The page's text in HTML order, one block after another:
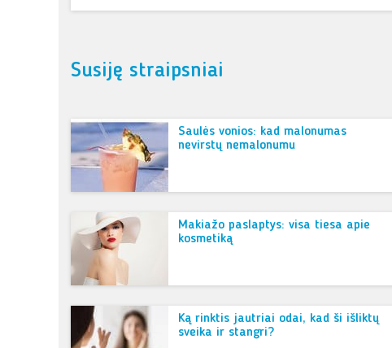
Susiję straipsniai
Saulės vonios: kad malonumas
nevirstų nemalonumu
Makiažo paslaptys: visa tiesa apie
kosmetiką
Ką rinktis jautriai odai, kad ši išliktų
sveika ir stangri?